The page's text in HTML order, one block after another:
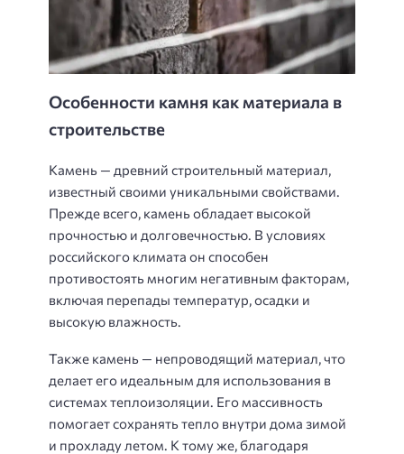
Особенности камня как материала в
строительстве
Камень — древний строительный материал,
известный своими уникальными свойствами.
Прежде всего, камень обладает высокой
прочностью и долговечностью. В условиях
российского климата он способен
противостоять многим негативным факторам,
включая перепады температур, осадки и
высокую влажность.
Также камень — непроводящий материал, что
делает его идеальным для использования в
системах теплоизоляции. Его массивность
помогает сохранять тепло внутри дома зимой
и прохладу летом. К тому же, благодаря